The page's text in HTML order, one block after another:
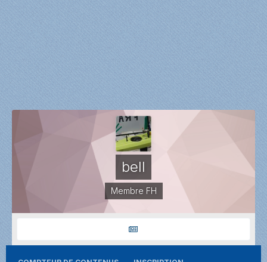
bell
Membre FH